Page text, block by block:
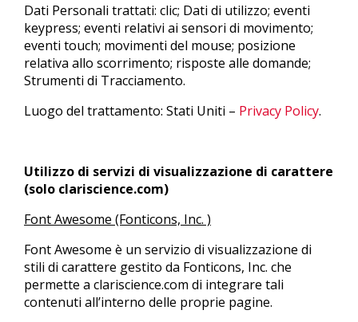
Dati Personali trattati: clic; Dati di utilizzo; eventi
keypress; eventi relativi ai sensori di movimento;
eventi touch; movimenti del mouse; posizione
relativa allo scorrimento; risposte alle domande;
Strumenti di Tracciamento.
Luogo del trattamento: Stati Uniti – Privacy Policy.
Utilizzo di servizi di visualizzazione di carattere
(solo clariscience.com)
Font Awesome (Fonticons, Inc. )
Font Awesome è un servizio di visualizzazione di
stili di carattere gestito da Fonticons, Inc. che
permette a clariscience.com di integrare tali
contenuti all’interno delle proprie pagine.